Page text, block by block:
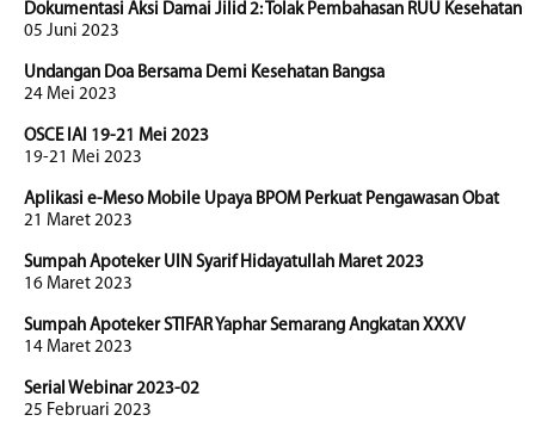
Dokumentasi Aksi Damai Jilid 2: Tolak Pembahasan RUU Kesehatan
05 Juni 2023
Undangan Doa Bersama Demi Kesehatan Bangsa
24 Mei 2023
OSCE IAI 19-21 Mei 2023
19-21 Mei 2023
Aplikasi e-Meso Mobile Upaya BPOM Perkuat Pengawasan Obat
21 Maret 2023
Sumpah Apoteker UIN Syarif Hidayatullah Maret 2023
16 Maret 2023
Sumpah Apoteker STIFAR Yaphar Semarang Angkatan XXXV
14 Maret 2023
Serial Webinar 2023-02
25 Februari 2023